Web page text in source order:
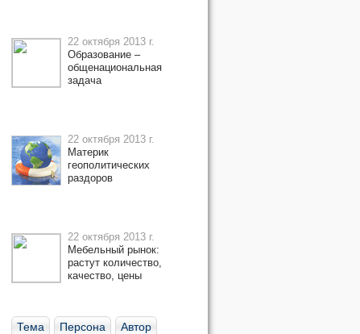
22 октября 2013 г.
Образование –
общенациональная
задача
22 октября 2013 г.
Материк
геополитических
раздоров
22 октября 2013 г.
Мебельный рынок:
растут количество,
качество, цены
Тема Персона Автор